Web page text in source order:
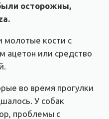
осторожны,
кости с
или средство
во время прогулки
У собак
проблемы с